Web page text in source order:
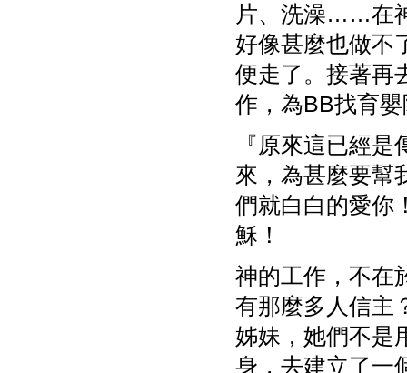
片、洗澡……在
好像甚麼也做不
便走了。接著再
作，為BB找育
『原來這已經
來，為甚麼要幫
們就白白的愛你
穌！
神的工作，不在
有那麼多人信主
姊妹，她們不是
身，去建立了一